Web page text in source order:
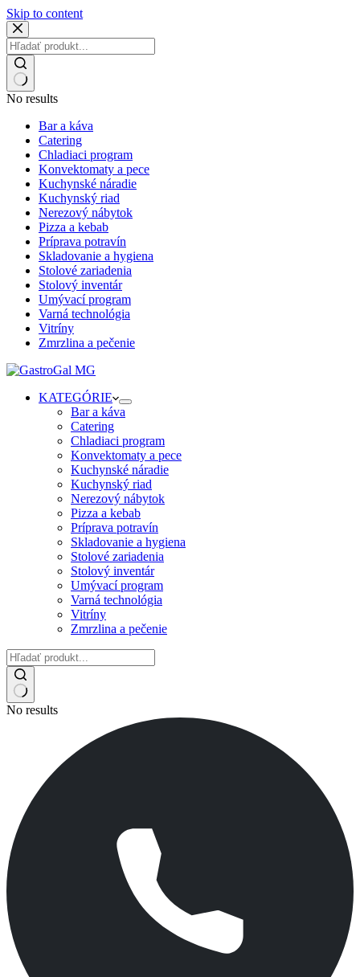
Skip to content
No results
Bar a káva
Catering
Chladiaci program
Konvektomaty a pece
Kuchynské náradie
Kuchynský riad
Nerezový nábytok
Pizza a kebab
Príprava potravín
Skladovanie a hygiena
Stolové zariadenia
Stolový inventár
Umývací program
Varná technológia
Vitríny
Zmrzlina a pečenie
KATEGÓRIE
Bar a káva
Catering
Chladiaci program
Konvektomaty a pece
Kuchynské náradie
Kuchynský riad
Nerezový nábytok
Pizza a kebab
Príprava potravín
Skladovanie a hygiena
Stolové zariadenia
Stolový inventár
Umývací program
Varná technológia
Vitríny
Zmrzlina a pečenie
No results